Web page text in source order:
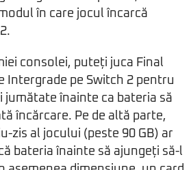
în care jocul încarcă
consolei, puteți juca Final
Intergrade pe Switch 2 pentru
jumătate înainte ca bateria să
încărcare. Pe de altă parte,
zis al jocului (peste 90 GB) ar
bateria înainte să ajungeți să-l